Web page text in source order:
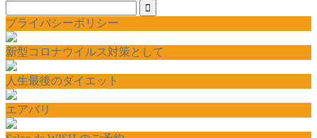
プライバシーポリシー
新型コロナウイルス対策として
人生最後のダイエット
エアバリ